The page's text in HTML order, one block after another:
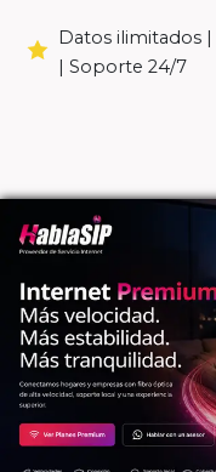
Datos ilimitados |
| Soporte 24/7